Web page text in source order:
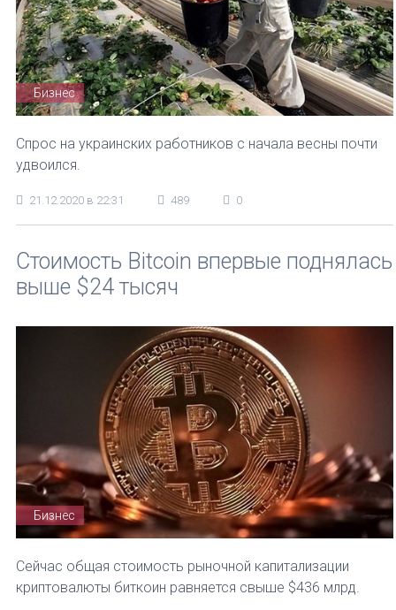
Бизнес
Спрос на украинских работников с начала весны почти
удвоился.
21.12.2020 в 22:31 489 0
Стоимость Bitcoin впервые поднялась
выше $24 тысяч
Бизнес
Сейчас общая стоимость рыночной капитализации
криптовалюты биткоин равняется свыше $436 млрд.